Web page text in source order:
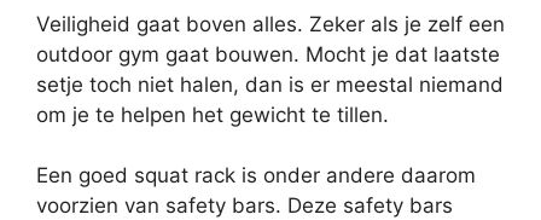
Veiligheid gaat boven alles. Zeker als je zelf een
outdoor gym gaat bouwen. Mocht je dat laatste
setje toch niet halen, dan is er meestal niemand
om je te helpen het gewicht te tillen.
Een goed squat rack is onder andere daarom
voorzien van safety bars. Deze safety bars